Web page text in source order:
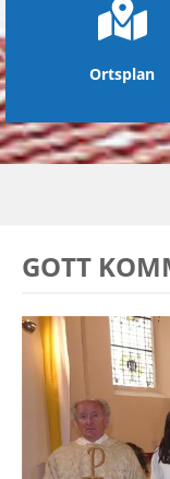
Ortsplan
GOTT